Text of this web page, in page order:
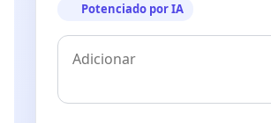
Potenciado por IA